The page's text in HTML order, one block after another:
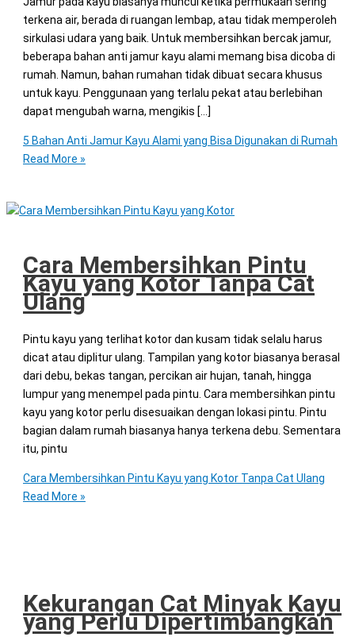
terkena air, berada di ruangan lembap, atau tidak memperoleh
sirkulasi udara yang baik. Untuk membersihkan bercak jamur,
beberapa bahan anti jamur kayu alami memang bisa dicoba di
rumah. Namun, bahan rumahan tidak dibuat secara khusus
untuk kayu. Penggunaan yang terlalu pekat atau berlebihan
dapat mengubah warna, mengikis […]
5 Bahan Anti Jamur Kayu Alami yang Bisa Digunakan di Rumah
Read More »
Cara Membersihkan Pintu
Kayu yang Kotor Tanpa Cat
Ulang
Pintu kayu yang terlihat kotor dan kusam tidak selalu harus
dicat atau diplitur ulang. Tampilan yang kotor biasanya berasal
dari debu, bekas tangan, percikan air hujan, tanah, hingga
lumpur yang menempel pada pintu. Cara membersihkan pintu
kayu yang kotor perlu disesuaikan dengan lokasi pintu. Pintu
bagian dalam rumah biasanya hanya terkena debu. Sementara
itu, pintu
Cara Membersihkan Pintu Kayu yang Kotor Tanpa Cat Ulang
Read More »
Kekurangan Cat Minyak Kayu
yang Perlu Dipertimbangkan